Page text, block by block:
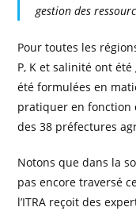
gestion des
Pour toutes les
P, K et salinité ont été
été formulées en
pratiquer en fonction
des 38 préfectures
Notons que dans la
pas encore traversé
l’ITRA reçoit des